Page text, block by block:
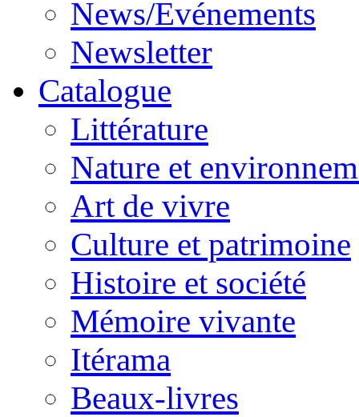
News/Evénements
Newsletter
Catalogue
Littérature
Nature et
Art de vivre
Culture et patrimoine
Histoire et société
Mémoire vivante
Itérama
Beaux-livres